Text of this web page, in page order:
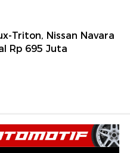
Triton, Nissan Navara
Rp 695 Juta